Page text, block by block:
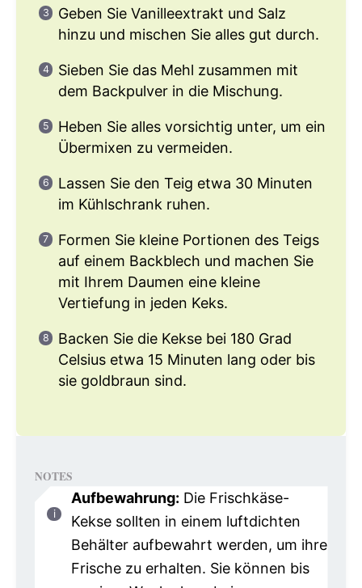
Geben Sie Vanilleextrakt und Salz
hinzu und mischen Sie alles gut durch.
Sieben Sie das Mehl zusammen mit
dem Backpulver in die Mischung.
Heben Sie alles vorsichtig unter, um ein
Übermixen zu vermeiden.
Lassen Sie den Teig etwa 30 Minuten
im Kühlschrank ruhen.
Formen Sie kleine Portionen des Teigs
auf einem Backblech und machen Sie
mit Ihrem Daumen eine kleine
Vertiefung in jeden Keks.
Backen Sie die Kekse bei 180 Grad
Celsius etwa 15 Minuten lang oder bis
sie goldbraun sind.
NOTES
Aufbewahrung: Die Frischkäse-
Kekse sollten in einem luftdichten
Behälter aufbewahrt werden, um ihre
Frische zu erhalten. Sie können bis